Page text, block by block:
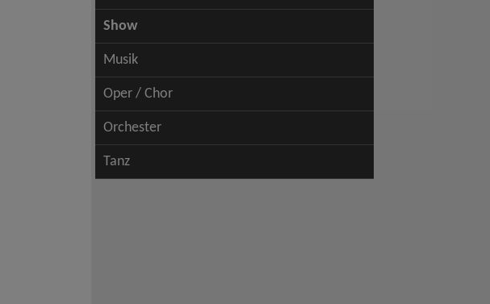
Show
Musik
Oper / Chor
Orchester
Tanz